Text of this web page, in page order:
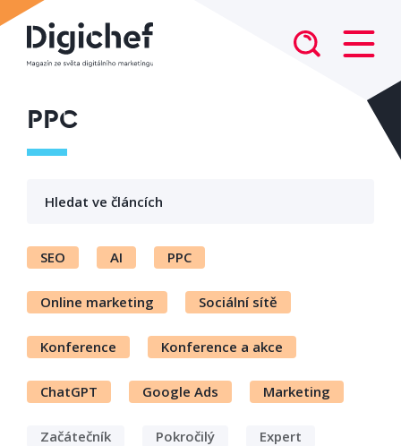
PPC
SEO AI PPC
Online marketing Sociální sítě
Konference Konference a akce
ChatGPT Google Ads Marketing
Začátečník Pokročilý Expert